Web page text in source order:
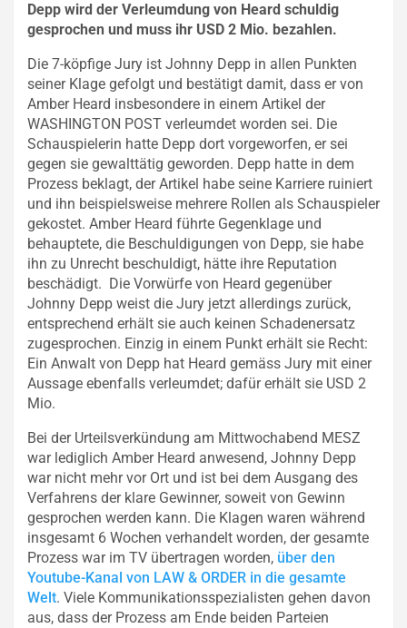
Depp wird der Verleumdung von Heard schuldig
gesprochen und muss ihr USD 2 Mio. bezahlen.
Die 7-köpfige Jury ist Johnny Depp in allen Punkten
seiner Klage gefolgt und bestätigt damit, dass er von
Amber Heard insbesondere in einem Artikel der
WASHINGTON POST verleumdet worden sei. Die
Schauspielerin hatte Depp dort vorgeworfen, er sei
gegen sie gewalttätig geworden. Depp hatte in dem
Prozess beklagt, der Artikel habe seine Karriere ruiniert
und ihn beispielsweise mehrere Rollen als Schauspieler
gekostet. Amber Heard führte Gegenklage und
behauptete, die Beschuldigungen von Depp, sie habe
ihn zu Unrecht beschuldigt, hätte ihre Reputation
beschädigt. Die Vorwürfe von Heard gegenüber
Johnny Depp weist die Jury jetzt allerdings zurück,
entsprechend erhält sie auch keinen Schadenersatz
zugesprochen. Einzig in einem Punkt erhält sie Recht:
Ein Anwalt von Depp hat Heard gemäss Jury mit einer
Aussage ebenfalls verleumdet; dafür erhält sie USD 2
Mio.
Bei der Urteilsverkündung am Mittwochabend MESZ
war lediglich Amber Heard anwesend, Johnny Depp
war nicht mehr vor Ort und ist bei dem Ausgang des
Verfahrens der klare Gewinner, soweit von Gewinn
gesprochen werden kann. Die Klagen waren während
insgesamt 6 Wochen verhandelt worden, der gesamte
Prozess war im TV übertragen worden, über den
Youtube-Kanal von LAW & ORDER in die gesamte
Welt. Viele Kommunikationsspezialisten gehen davon
aus, dass der Prozess am Ende beiden Parteien